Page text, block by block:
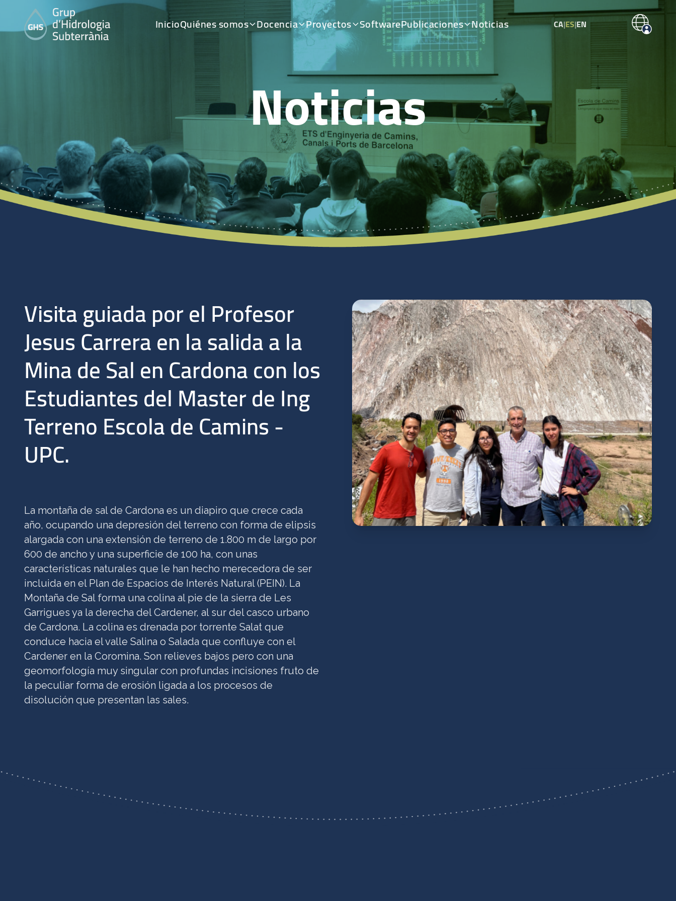
InicioQuiénes somos Docencia Proyectos SoftwarePublicaciones Noticias CA|ES|EN
Noticias
Visita guiada por el Profesor
Jesus Carrera en la salida a la
Mina de Sal en Cardona con los
Estudiantes del Master de Ing
Terreno Escola de Camins -
UPC.
La montaña de sal de Cardona es un diapiro que crece cada
año, ocupando una depresión del terreno con forma de elipsis
alargada con una extensión de terreno de 1.800 m de largo por
600 de ancho y una superficie de 100 ha, con unas
características naturales que le han hecho merecedora de ser
incluida en el Plan de Espacios de Interés Natural (PEIN). La
Montaña de Sal forma una colina al pie de la sierra de Les
Garrigues ya la derecha del Cardener, al sur del casco urbano
de Cardona. La colina es drenada por torrente Salat que
conduce hacia el valle Salina o Salada que confluye con el
Cardener en la Coromina. Son relieves bajos pero con una
geomorfología muy singular con profundas incisiones fruto de
la peculiar forma de erosión ligada a los procesos de
disolución que presentan las sales.